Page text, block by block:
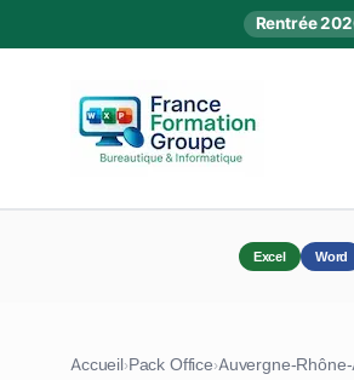
Rentrée
Excel Word
Accueil›Pack Office›Auvergne-